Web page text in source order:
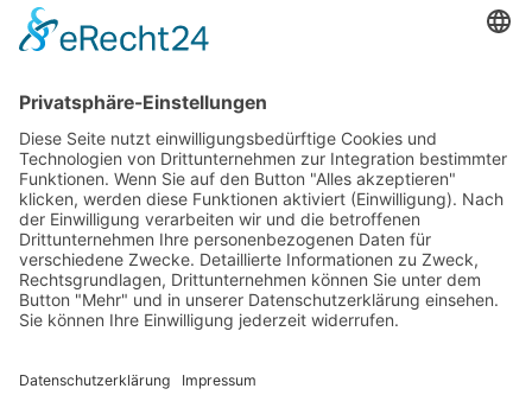
Neu: PPWR-Leitfaden.de stellt kostenlosen PPWR-
Leitfaden als PDF bereit
Impressum
Datenschutz
Kooperation
Werbung
Presse- und Öffentlichkeitsarbeit
Aktuelles
Themenwelt